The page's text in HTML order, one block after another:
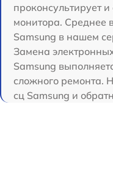
проконсультирует
монитора. Среднее
Samsung в нашем
Замена
Samsung
сложного ремонта.
сц Samsung и